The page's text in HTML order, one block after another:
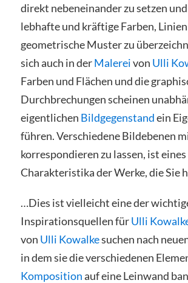
direkt nebeneinander zu setzen
lebhafte und kräftige Farben,
geometrische Muster zu
sich auch in derMalereivon Ulli
Farben und Flächen und die
Durchbrechungen scheinen
eigentlichen Bildgegenstandein
führen. Verschiedene Bildebenen
korrespondieren zu lassen, ist
Charakteristika der Werke, die Sie
…Dies ist vielleicht eine der
Inspirationsquellen fürUlli
von Ulli Kowalkesuchen nach
in dem sie die verschiedenen
Kompositionauf eine Leinwand